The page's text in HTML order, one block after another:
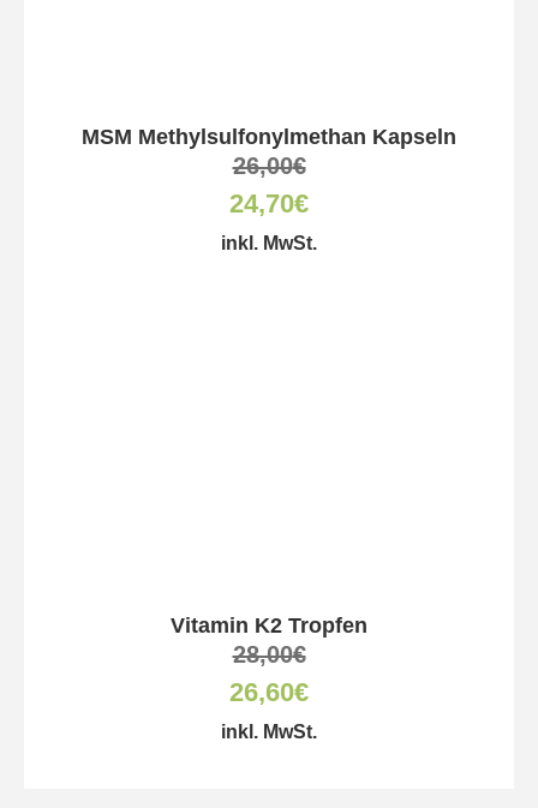
MSM Methylsulfonylmethan Kapseln
26,00€
24,70€
inkl. MwSt.
Vitamin K2 Tropfen
28,00€
26,60€
inkl. MwSt.